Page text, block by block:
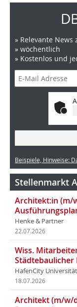
» Relevante
» wöchentlich
» Kostenlos und
Beispiele, Hinweise:
Stellenmarkt
Architekt:in (m/
Henke & Partner
22.07.2026
Wiss.
HafenCity
18.07.2026
Architekt (m/w/